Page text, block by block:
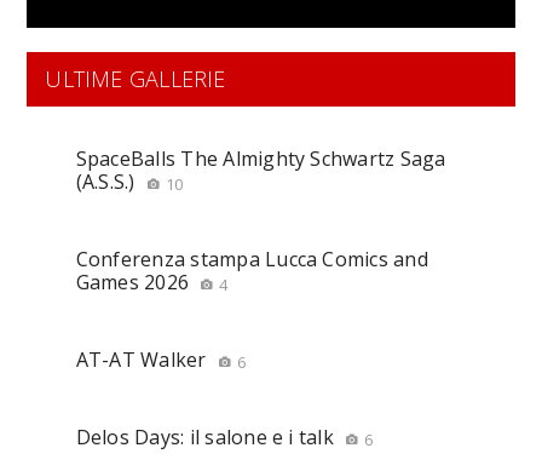
ULTIME GALLERIE
SpaceBalls The Almighty Schwartz Saga
(A.S.S.)
10
Conferenza stampa Lucca Comics and
Games 2026
4
AT-AT Walker 6
Delos Days: il salone e i talk 6